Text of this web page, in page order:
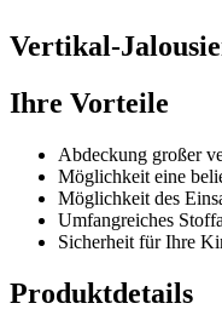
Vertikal-
Ihre Vorteile
Abdeckung großer
Möglichkeit eine
Möglichkeit des
Umfangreiches
Sicherheit für Ihre
Produktdetails